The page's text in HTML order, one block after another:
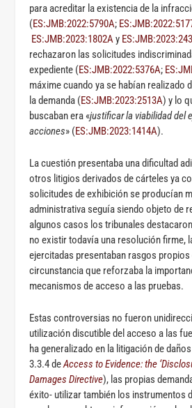
para acreditar la existencia de la
(ES:JMB:2022:5790A;
ES:JMB:2023:1802Ay
rechazaron las solicitudes
expediente (ES:JMB:2022:5376A;
máxime cuando ya se habían realizado
la demanda (ES:JMB:2023:2513A) y lo
buscaban era «justificar la viabilidad del
acciones» (ES:JMB:2023:1414A).
La cuestión presentaba una dificultad
otros litigios derivados de cárteles ya
solicitudes de exhibición se producían
administrativa seguía siendo objeto de
algunos casos los tribunales
no existir todavía una resolución firme,
ejercitadas presentaban rasgos propios
circunstancia que reforzaba la
mecanismos de acceso a las pruebas.
Estas controversias no fueron
utilización discutible del acceso a las
ha generalizado en la litigación de
3.3.4 deAccess to Evidence: the
Damages Directive), las propias
éxito- utilizar también los instrumentos